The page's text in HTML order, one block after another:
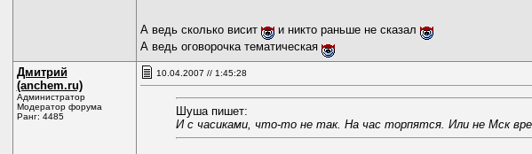
А ведь сколько висит
и никто раньше не сказал
А ведь оговорочка тематическая
Дмитрий
(anchem.ru)
Администратор
Модератор форума
Ранг: 4485
10.04.2007 // 1:45:28
Шуша пишет:
И с часиками, что-то не так. На час торпятся. Или не Мск